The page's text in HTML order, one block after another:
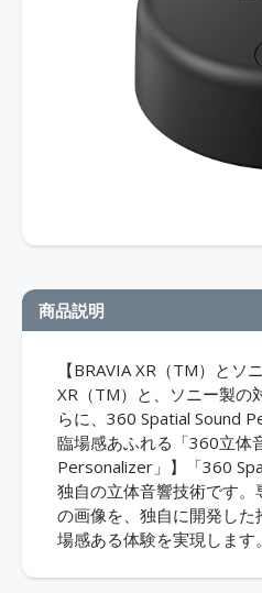
商品説明
【BRAVIA XR（TM）と
XR（TM）と、ソニー製の
らに、360 Spatial Sound
臨場感あふれる「360立体
Personalizer」】「360
独自の立体音響技術です
の画像を、独自に開発し
場感ある体験を実現します。